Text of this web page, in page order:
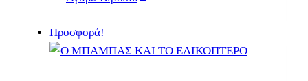
Προσφορά!